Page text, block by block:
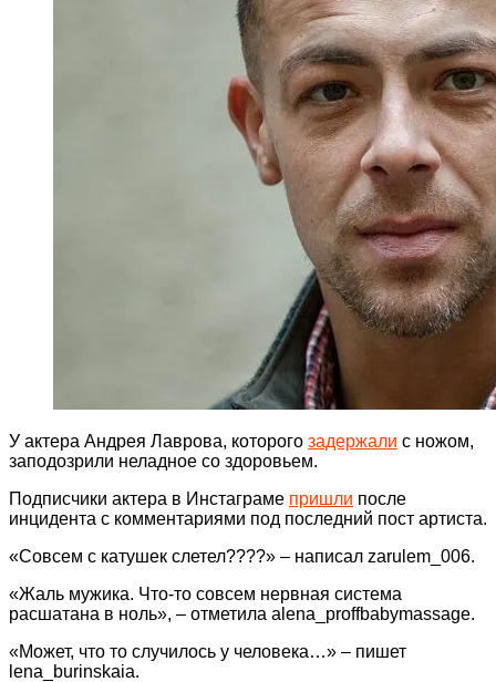
У актера Андрея Лаврова, которого задержали с ножом,
заподозрили неладное со здоровьем.
Подписчики актера в Инстаграме пришли после
инцидента с комментариями под последний пост артиста.
«Совсем с катушек слетел????» – написал zarulem_006.
«Жаль мужика. Что-то совсем нервная система
расшатана в ноль», – отметила alena_proffbabymassage.
«Может, что то случилось у человека…» – пишет
lena_burinskaia.